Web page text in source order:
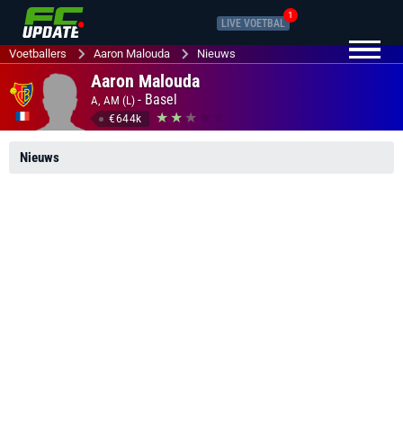
LIVE VOETBAL
1
Voetballers Aaron Malouda Nieuws
Aaron Malouda
A, AM (L) - Basel
€644k
Nieuws